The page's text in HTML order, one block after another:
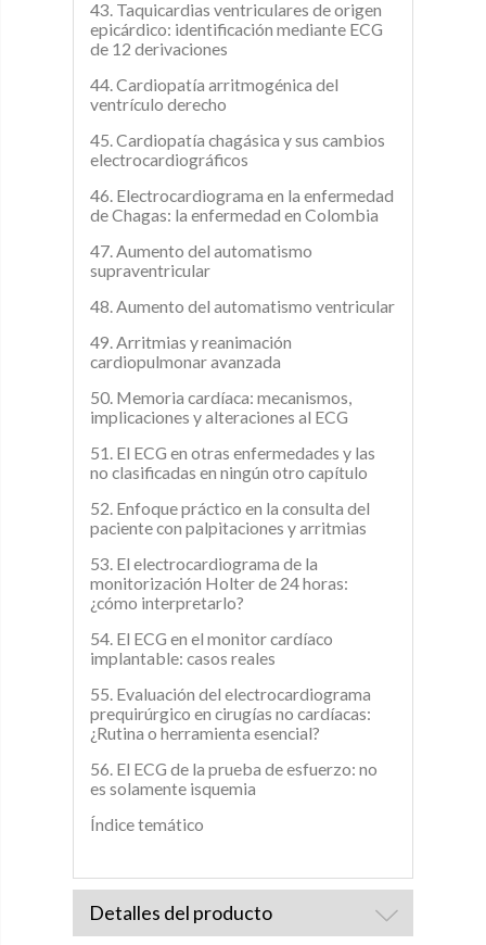
43. Taquicardias ventriculares de origen
epicárdico: identificación mediante ECG
de 12 derivaciones
44. Cardiopatía arritmogénica del
ventrículo derecho
45. Cardiopatía chagásica y sus cambios
electrocardiográficos
46. Electrocardiograma en la enfermedad
de Chagas: la enfermedad en Colombia
47. Aumento del automatismo
supraventricular
48. Aumento del automatismo ventricular
49. Arritmias y reanimación
cardiopulmonar avanzada
50. Memoria cardíaca: mecanismos,
implicaciones y alteraciones al ECG
51. El ECG en otras enfermedades y las
no clasificadas en ningún otro capítulo
52. Enfoque práctico en la consulta del
paciente con palpitaciones y arritmias
53. El electrocardiograma de la
monitorización Holter de 24 horas:
¿cómo interpretarlo?
54. El ECG en el monitor cardíaco
implantable: casos reales
55. Evaluación del electrocardiograma
prequirúrgico en cirugías no cardíacas:
¿Rutina o herramienta esencial?
56. El ECG de la prueba de esfuerzo: no
es solamente isquemia
Índice temático
Detalles del producto